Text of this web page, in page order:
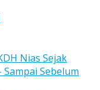
Nias Sejak
Sebelum